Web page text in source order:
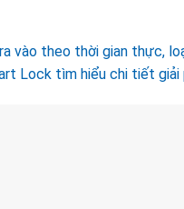
vào theo thời gian thực,
Lock tìm hiểu chi tiết